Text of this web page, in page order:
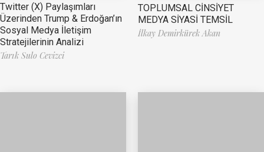
Twitter (X) Paylaşımları
Üzerinden Trump & Erdoğan’ın
Sosyal Medya İletişim
Stratejilerinin Analizi
Tarık Sulo Cevizci
TOPLUMSAL CİNSİYET
MEDYA SİYASİ TEMSİL
İlkay Demirkürek Akan